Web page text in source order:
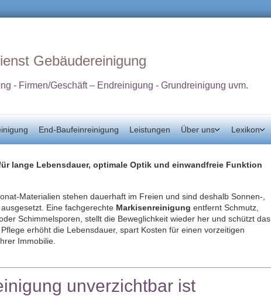
Gebäudereinigung
- Firmen/Geschäft – Endreinigung - Grundreinigung uvm.
End-Baufeinreinigung Leistungen Über uns Lexikon
lange Lebensdauer, optimale Optik und einwandfreie Funktion
stehen dauerhaft im Freien und sind deshalb Sonnen‑,
Eine fachgerechte Markisenreinigung entfernt Schmutz,
Schimmelsporen, stellt die Beweglichkeit wieder her und schützt das
erhöht die Lebensdauer, spart Kosten für einen vorzeitigen
Immobilie.
unverzichtbar ist